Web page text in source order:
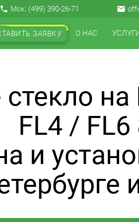
local_phone Мск: (499) 390-26-71 email
ЗАЯВКУ О НАС
стекло
FL4 / FL6
и